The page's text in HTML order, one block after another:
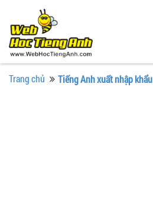
Trang chủ Tiếng Anh xuất nhập khẩu